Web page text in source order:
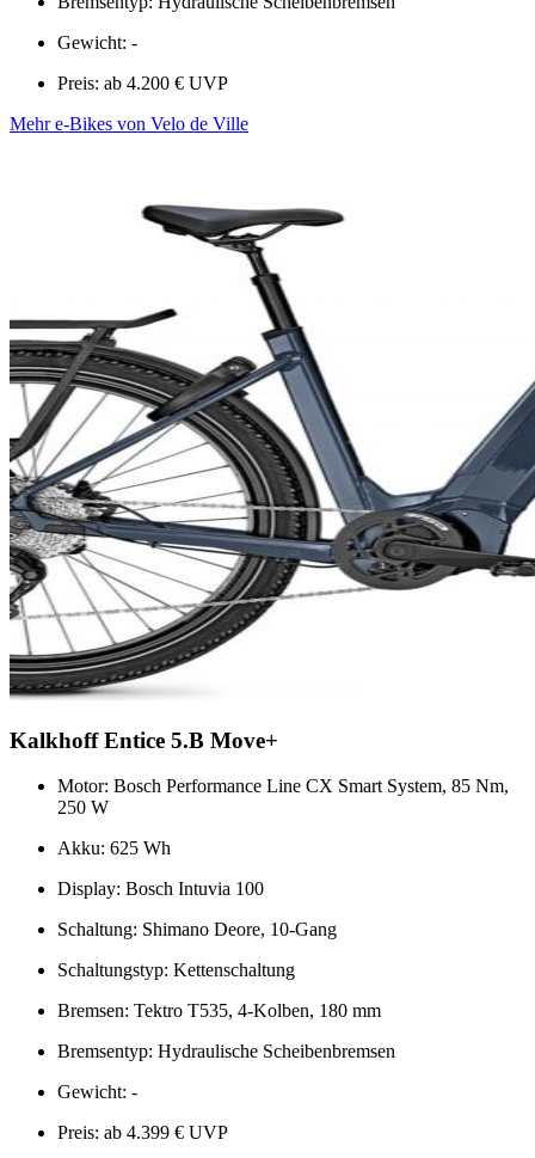
Gewicht: -
Preis: ab 4.200 € UVP
Mehr e-Bikes von Velo de Ville
Kalkhoff Entice 5.B Move+
Motor: Bosch Performance Line CX Smart System, 85 Nm,
250 W
Akku: 625 Wh
Display: Bosch Intuvia 100
Schaltung: Shimano Deore, 10-Gang
Schaltungstyp: Kettenschaltung
Bremsen: Tektro T535, 4-Kolben, 180 mm
Bremsentyp: Hydraulische Scheibenbremsen
Gewicht: -
Preis: ab 4.399 € UVP